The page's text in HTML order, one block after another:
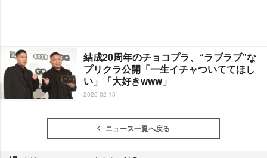
結成20周年のチョコプラ、“ラブラブ”な
プリクラ公開「一生イチャついててほし
い」「大好きwww」
2025-02-15
ニュース一覧へ戻る